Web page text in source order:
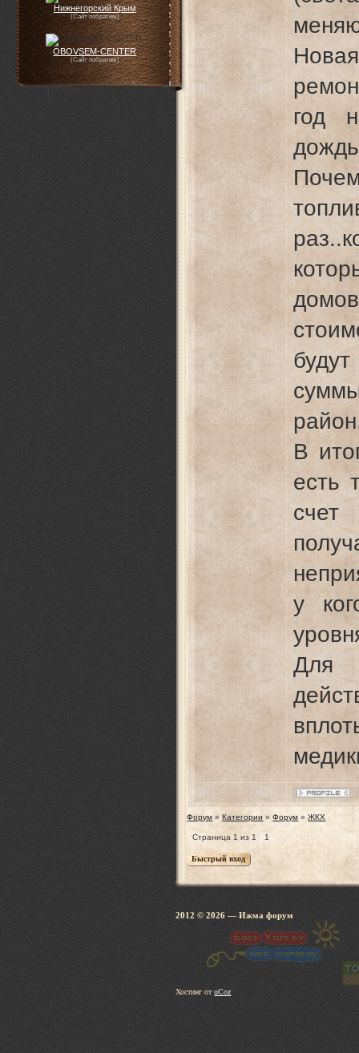
Нижнегорский Крым
(Сайт побратим)
OBOVSEM-CENTER
(Сайт побратим)
год
В
есть
счет
у
Для
Форум » Категории » Форум » ЖКХ
Страница 1 из 1 1
2012 © 2026 — Ижма
Хостинг отuCoz